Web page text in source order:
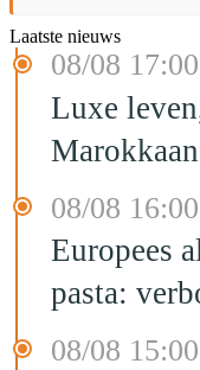
Laatste nieuws
08/08 17:00
Luxe
08/08 16:00
Europees
pasta:
08/08 15:00